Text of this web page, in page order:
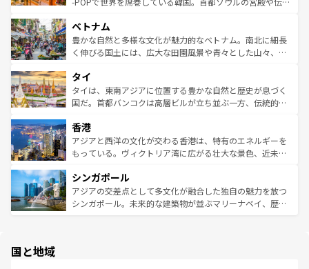
参照してほしい。
容にもいいと評判のスイーツなど、バラエティ豊かな料理
が味わえる。 なお、新着の台湾情報は コンテンツ一覧を参
照してほしい。
き、地方に足を延ばせば四季折々の自然美を楽しむことが
できる。そして、キムチや焼肉、絶品のストリートフード
まで、さまざまな韓国料理が待っている。夜には、韓国な
リティに包まれながら、韓国の多彩な魅力を心ゆくまで味
わってみてほしい。 なお、新着の韓国情報はコンテンツ一
覧を参照してほしい。
ベトナム
豊かな自然と多様な文化が魅力的なベトナム。南北に細長
く伸びる国土には、広大な田園風景や青々とした山々、世
急速な発展と共に伝統が息づく。ハノイの古い町並みやホ
ーチミン市のフランス統治時代の建物も、独特の雰囲気を
醸し出している。また、バラエティの豊かさとおいしさで
とつ。フォーやバインミー、ベトナムコーヒーなどは、ぜ
ひ現地で味わいたい。どの地域を訪れてもあたたかい人々
が旅行者を迎えてくれるので、きっと忘れられない旅にな
参照してほしい。
タイ
タイは、東南アジアに位置する豊かな自然と歴史が息づく
国だ。首都バンコクは高層ビルが立ち並ぶ一方、伝統的な
の活気が交差している。北部ではチェンマイなどの山岳地
帯で自然と触れ合い、南部ではプーケットやクラビの美し
いビーチでリゾート気分を楽しむことができる。タイ料理
激する。気候は一年中温暖で、どの季節にも異なる楽しみ
が待っている。親しみやすいタイの人々、仏教を中心とし
た文化、そして多様な観光資源が、訪れる旅人を魅了し続
香港
アジアと西洋の文化が交わる香港は、特有のエネルギーを
もっている。ヴィクトリア湾に広がる壮大な景色、近未来
み、どこを訪れても感動するはず。観光スポットが密集し
ており、効率よく見どころを回れるのも魅力。息をのむよ
うな絶景から文化的な体験まで、香港を存分に楽しみ尽く
シンガポール
アジアの交差点として多文化が融合した独自の魅力を放つ
シンガポール。未来的な建築物が並ぶマリーナベイ、歴史
国と地域